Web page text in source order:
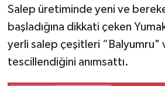
Salep üretiminde yeni ve
başladığına dikkati çeken
yerli salep çeşitleri “Balyumru"
tescillendiğini anımsattı.